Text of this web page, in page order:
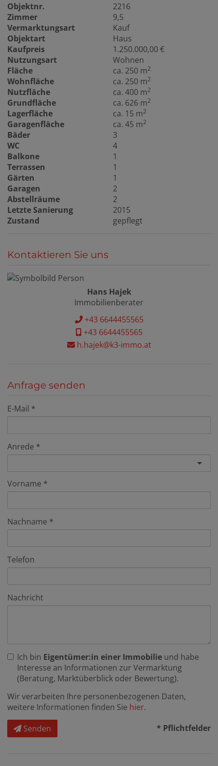
Objektnr.
2216
Zimmer
9,5
Vermarktungsart
Kauf
Objektart
Haus
Kaufpreis
1.250.000,00 €
Nutzungsart
Wohnen
Fläche
ca. 250 m2
Wohnfläche ca. 250 m2
Nutzfläche ca. 400 m2
Grundfläche ca. 626 m2
Lagerfläche ca. 15 m2
Garagenfläche ca. 45 m2
Bäder
3
WC
4
Balkone
1
Terrassen
1
Gärten
1
Garagen
2
Abstellräume
2
Letzte Sanierung
2015
Zustand
gepflegt
Kontaktieren Sie uns
Hans Hajek
Immobilienberater
+43 6644455565
+43 6644455565
h.hajek@k3-immo.at
Anfrage senden
E-Mail
Anrede
Vorname
Nachname
Telefon
Nachricht
Ich bin Eigentümer:in einer Immobilie und habe
Interesse an Informationen zur Vermarktung
(Beratung, Marktüberblick oder Bewertung).
Wir verarbeiten Ihre personenbezogenen Daten,
weitere Informationen finden Sie hier.
Senden
* Pflichtfelder